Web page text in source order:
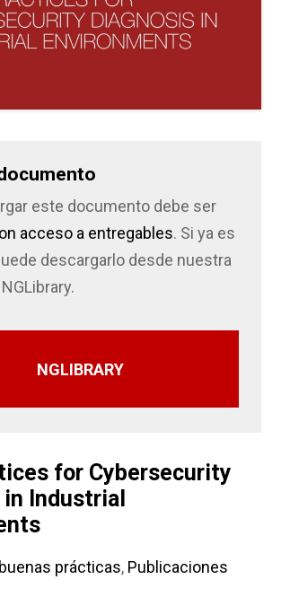
este documento debe ser
acceso a entregables. Si ya es
descargarlo desde nuestra
NGLIBRARY
for Cybersecurity
Industrial
prácticas, Publicaciones